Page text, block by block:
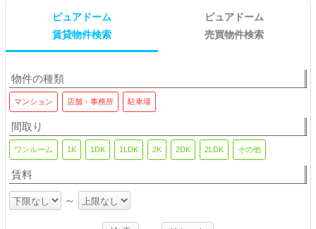
ピュアドーム
賃貸物件検索
物件の種類
マンション 店舗・事務所 駐車場
間取り
ワンルーム 1K 1DK 1LDK 2K 2DK 2LDK その他
賃料
～
ピュアドーム
売買物件検索
マンション(区分)
ワンルーム 1K 1DK 1LDK 2K